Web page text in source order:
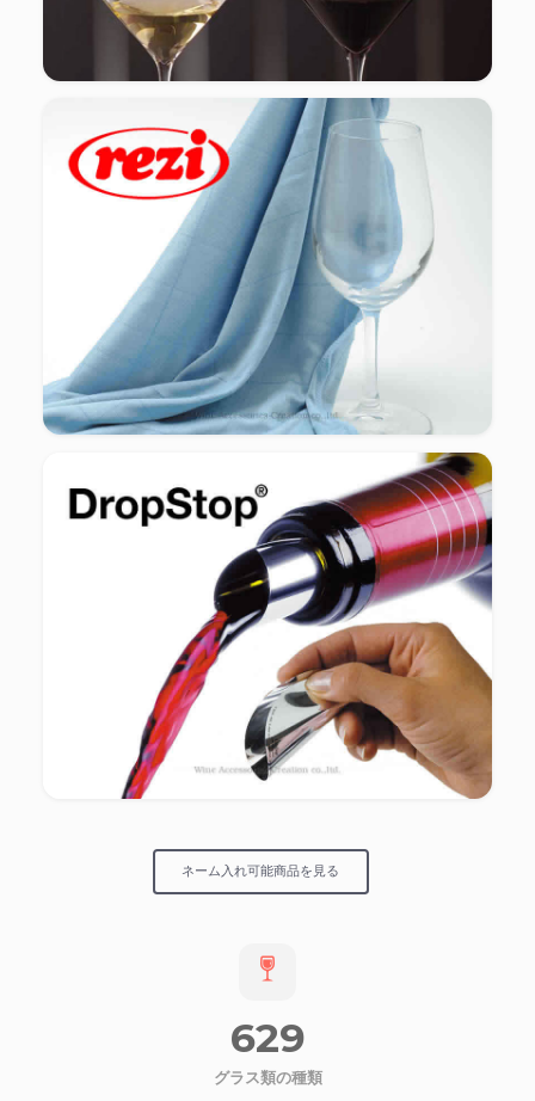
ネーム入れ可能商品を見る
629
グラス類の種類